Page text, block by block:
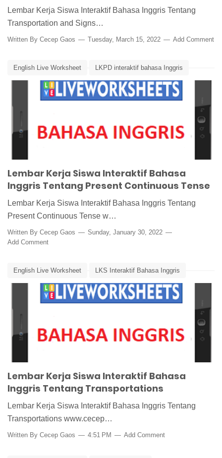
Lembar Kerja Siswa Interaktif Bahasa Inggris Tentang
Transportation and Signs…
Written By Cecep Gaos Tuesday, March 15, 2022 Add Comment
English Live Worksheet LKPD interaktif bahasa Inggris
LKS Interaktif Bahasa Inggris Media Pembelajaran
Present Continuous Tense
Lembar Kerja Siswa Interaktif Bahasa
Inggris Tentang Present Continuous Tense
Lembar Kerja Siswa Interaktif Bahasa Inggris Tentang
Present Continuous Tense w…
Written By Cecep Gaos
Sunday, January 30, 2022
Add Comment
English Live Worksheet LKS Interaktif Bahasa Inggris
Media Pembelajaran Media Pembelajaran Bahasa Inggris
Transportation Transportations
Lembar Kerja Siswa Interaktif Bahasa
Inggris Tentang Transportations
Lembar Kerja Siswa Interaktif Bahasa Inggris Tentang
Transportations www.cecep…
Written By Cecep Gaos 4:51 PM Add Comment